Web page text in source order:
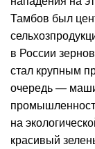
Тамбов был
в России
стал крупным
очередь —
на
красивый